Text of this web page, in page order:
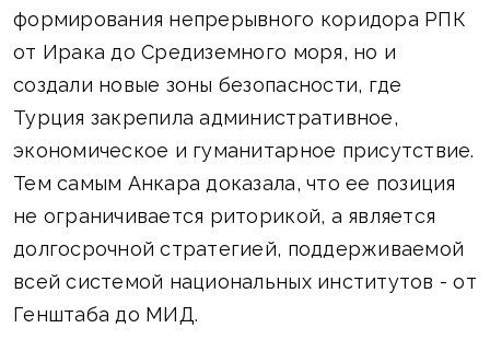
формирования непрерывного коридора РПК
от Ирака до Средиземного моря, но и
создали новые зоны безопасности, где
Турция закрепила административное,
экономическое и гуманитарное присутствие.
Тем самым Анкара доказала, что ее позиция
не ограничивается риторикой, а является
долгосрочной стратегией, поддерживаемой
всей системой национальных институтов - от
Генштаба до МИД.